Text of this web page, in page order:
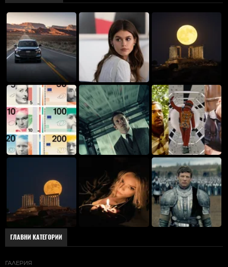
ГЛАВНИ КАТЕГОРИИ
ГАЛЕРИЯ